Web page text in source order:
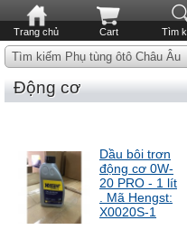
Trang chủ Cart Tìm
Tìm kiếm Phụ tùng ôtô Châu Âu
Động cơ
Dầu bôi trơn
động cơ 0W-
20 PRO - 1 lít
. Mã Hengst:
X0020S-1